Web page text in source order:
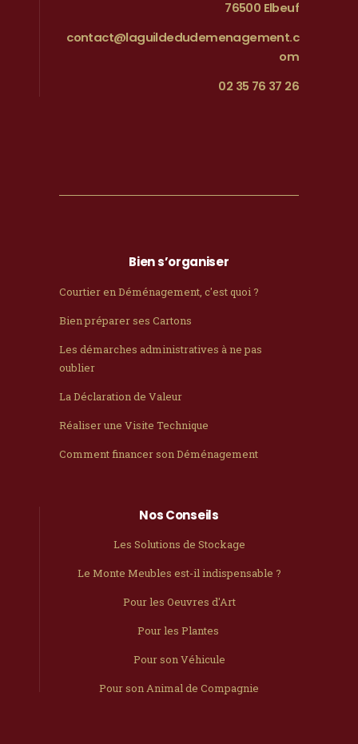
76500 Elbeuf
contact@laguildedudemenagement.c
om
02 35 76 37 26
Bien s’organiser
Courtier en Déménagement, c'est quoi ?
Bien préparer ses Cartons
Les démarches administratives à ne pas
oublier
La Déclaration de Valeur
Réaliser une Visite Technique
Comment financer son Déménagement
Nos Conseils
Les Solutions de Stockage
Le Monte Meubles est-il indispensable ?
Pour les Oeuvres d'Art
Pour les Plantes
Pour son Véhicule
Pour son Animal de Compagnie